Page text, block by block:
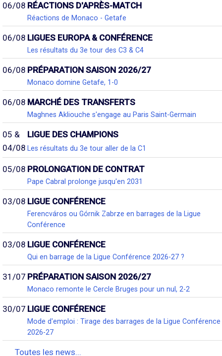
06/08 RÉACTIONS D'APRÈS-MATCH
Réactions de Monaco - Getafe
06/08 LIGUES EUROPA & CONFÉRENCE
Les résultats du 3e tour des C3 & C4
06/08 PRÉPARATION SAISON 2026/27
Monaco domine Getafe, 1-0
06/08 MARCHÉ DES TRANSFERTS
Maghnes Akliouche s'engage au Paris Saint-Germain
05 &
04/08
LIGUE DES CHAMPIONS
Les résultats du 3e tour aller de la C1
05/08 PROLONGATION DE CONTRAT
Pape Cabral prolonge jusqu'en 2031
03/08 LIGUE CONFÉRENCE
Ferencváros ou Górnik Zabrze en barrages de la Ligue
Conférence
03/08 LIGUE CONFÉRENCE
Qui en barrage de la Ligue Conférence 2026-27 ?
31/07 PRÉPARATION SAISON 2026/27
Monaco remonte le Cercle Bruges pour un nul, 2-2
30/07 LIGUE CONFÉRENCE
Mode d'emploi : Tirage des barrages de la Ligue Conférence
2026-27
Toutes les news...